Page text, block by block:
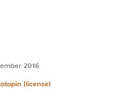
2016
(license)